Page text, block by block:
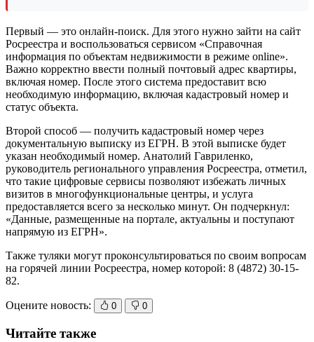
Первый — это онлайн-поиск. Для этого нужно зайти на сайт
Росреестра и воспользоваться сервисом «Справочная
информация по объектам недвижимости в режиме online».
Важно корректно ввести полный почтовый адрес квартиры,
включая номер. После этого система предоставит всю
необходимую информацию, включая кадастровый номер и
статус объекта.
Второй способ — получить кадастровый номер через
документальную выписку из ЕГРН. В этой выписке будет
указан необходимый номер. Анатолий Гавриленко,
руководитель регионального управления Росреестра, отметил,
что такие цифровые сервисы позволяют избежать личных
визитов в многофункциональные центры, и услуга
предоставляется всего за несколько минут. Он подчеркнул:
«Данные, размещенные на портале, актуальны и поступают
напрямую из ЕГРН».
Также туляки могут проконсультироваться по своим вопросам
на горячей линии Росреестра, номер которой: 8 (4872) 30-15-
82.
Оцените новость: 0 0
Читайте также